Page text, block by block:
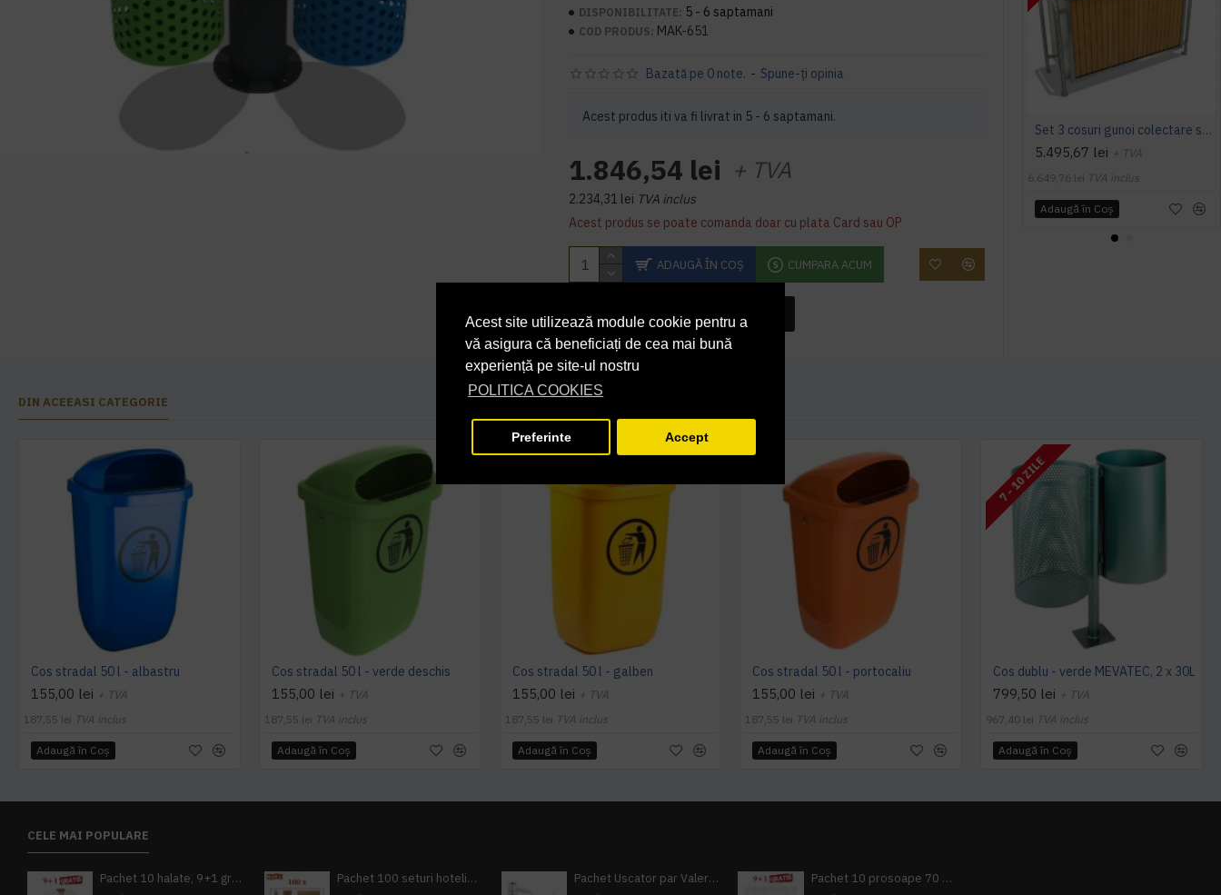
Acest site utilizează module cookie pentru a
vă asigura că beneficiați de cea mai bună
experiență pe site-ul nostru
POLITICA COOKIES
Preferinte Accept
DISPONIBILITATE: 5 - 6 saptamani
COD PRODUS: MAK-651
Acest produs iti va fi livrat in 5 - 6 saptamani.
Bazată pe 0 note. - Spune-ţi opinia
1.846,54 lei + TVA
2.234,31 lei TVA inclus
Acest produs se poate comanda doar cu plata Card sau OP
ADAUGĂ ÎN COŞ CUMPARA ACUM
INTREABA DESPRE ACEST PRODUS
Set 3 cosuri gunoi colectare selectiva, 3 compartimente, Metal si Lemn
5.495,67 lei + TVA
6.649,76 lei TVA inclus
Adaugă în Coş
DIN ACEEASI CATEGORIE
Cos stradal 50 l - albastru
155,00 lei + TVA
187,55 lei TVA inclus
Adaugă în Coş
Cos stradal 50 l - verde deschis
155,00 lei + TVA
187,55 lei TVA inclus
Adaugă în Coş
Cos stradal 50 l - galben
155,00 lei + TVA
187,55 lei TVA inclus
Adaugă în Coş
Cos stradal 50 l - portocaliu
155,00 lei + TVA
187,55 lei TVA inclus
Adaugă în Coş
7 - 10 ZILE
Cos dublu - verde MEVATEC, 2 x 30L
799,50 lei + TVA
967,40 lei TVA inclus
Adaugă în Coş
CELE MAI POPULARE
Pachet 10 halate, 9+1 gratuit Pachet 100 seturi hoteliere, set dentar, set barbierit, casca de dus, pila unghii, set cusut Pachet Uscator par Valera Action Super Plus + GRATUIT Sampon si gel de dus Tork Pachet 10 prosoape 70 x 140cm 9 + 1 gratuit